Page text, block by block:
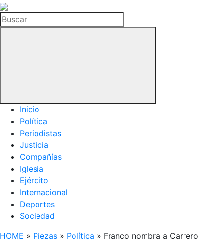
La
Hemeroteca
del
Buscar
Inicio
Política
Periodistas
Justicia
Compañías
Iglesia
Ejército
Internacional
Deportes
Sociedad
HOME » Piezas » Política » Franco nombra a Carrero